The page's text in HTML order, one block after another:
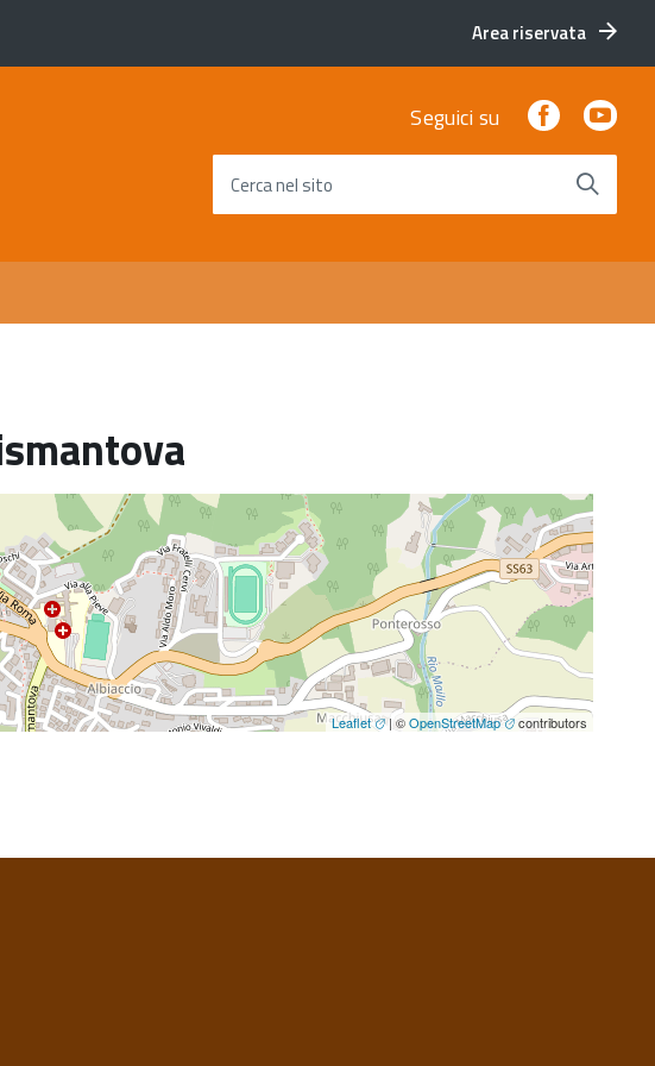
Area riservata
Seguici su Facebook
Cerca nel sito
Leaflet | ©OpenStreetMap contributors